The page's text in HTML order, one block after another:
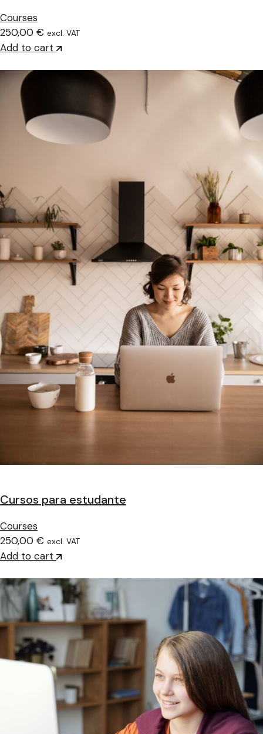
Courses
250,00 € excl. VAT
Add to cart
Cursos para estudante
Courses
250,00 € excl. VAT
Add to cart